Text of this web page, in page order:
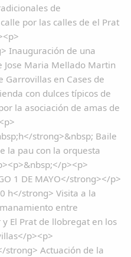
de
por las calles de el Prat
Inauguración de una
Jose Maria Mellado Martin
en Cases de
con dulces típicos de
la asociación de amas de
strong>&nbsp; Baile
la pau con la orquesta
p><p>
1 DE MAYO</strong></p>
h</strong> Visita a la
entre
El Prat de llobregat en los
p><p>
strong> Actuación de la